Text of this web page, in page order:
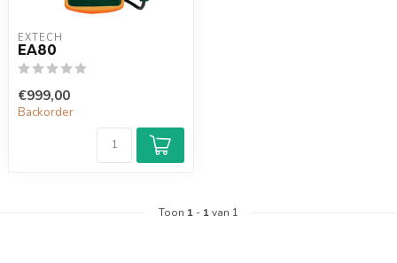
EXTECH
EA80
€999,00
Backorder
Toon 1 - 1van 1